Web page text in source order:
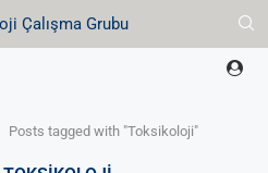
Posts tagged with "Toksikoloji"